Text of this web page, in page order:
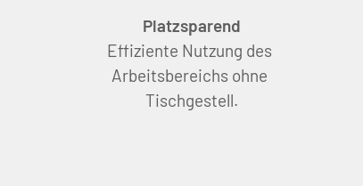
Platzsparend
Effiziente Nutzung des
Arbeitsbereichs ohne
Tischgestell.